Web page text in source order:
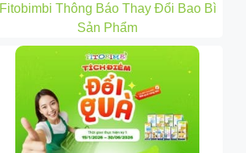
Fitobimbi Thông Báo Thay Đổi Bao Bì
Sản Phẩm